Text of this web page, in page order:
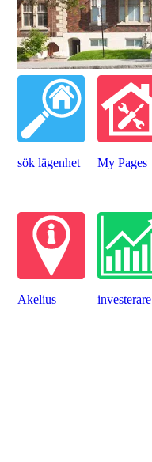
sök lägenhet My Pages
Akelius investerare